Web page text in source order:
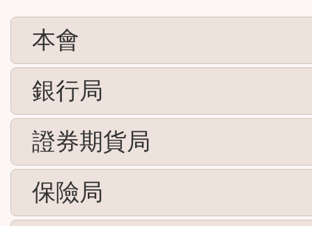
本會
銀行局
證券期貨局
保險局